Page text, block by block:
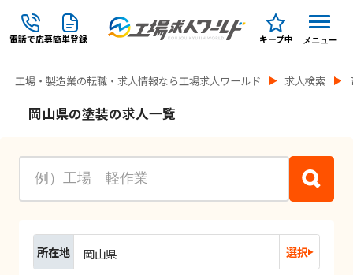
電話で応募簡単登録 キープ中 メニュー
工場・製造業の転職・求人情報なら工場求人ワールド 求人検索
岡山県の塗装の求人一覧
所在地 岡山県 選択